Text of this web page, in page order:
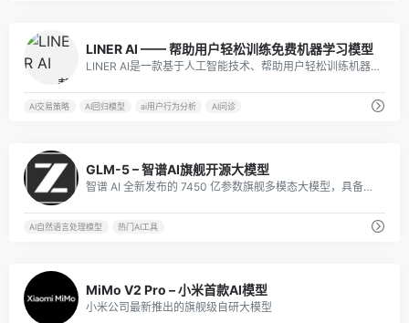
LINER AI —— 帮助用户轻松训练免费机器学习模型
LINER AI是一款基于人工智能技术、帮助用户轻松训练机器学习模型的工具。
AI交易策略 AI回归模型 ai用户行为分析 AI问诊
GLM-5 – 智谱AI旗舰开源大模型
智谱 AI 全新发布的 7450 亿参数旗舰多模态大模型，具备超强文本、视觉、语音理解与推理能力，支持超长上下文、智能体编程与行业级落地，是新一代通用 AI 生产力基座。
AI自然语言处理模型 热门AI工具
MiMo V2 Pro – 小米首款AI模型
小米公司最新推出的旗舰级自研大模型